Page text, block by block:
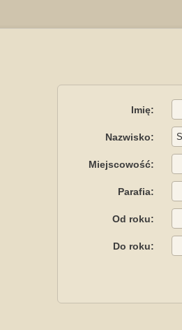
Imię:
Nazwisko:
Miejscowość:
Parafia:
Od roku:
Do roku: